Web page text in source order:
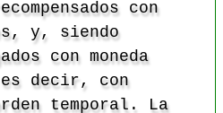
con
y, siendo
con moneda
decir, con
temporal. La